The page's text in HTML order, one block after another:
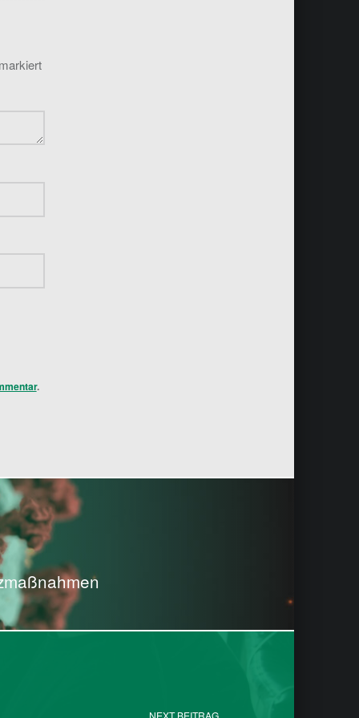
.
NEXT BEITRAG